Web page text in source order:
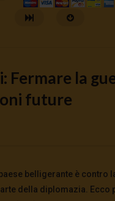
2026
0
0
Fermare la
future
paese belligerante è contro
della diplomazia. Ecco